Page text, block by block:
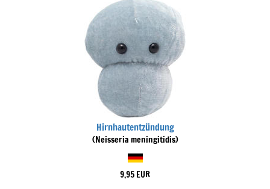
Hirnhautentzündung
(Neisseria meningitidis)
9,95 EUR